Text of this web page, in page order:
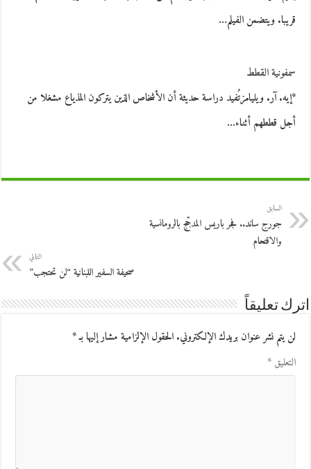
قريبا. ويتضمن الفيلم…
سمفونية القطط
*إيه. آر. ويليامزتُفيد دراسة حديثة أن الأشخاص الذين يتركون المذياع مشغلا من
أجل قططهم أثناء…
السابق
جورج ساند.. فجر باريس المدجّج بالرومانسية
والاقتحام
التالي
صحيفة السفير اللبنانية “لن تحتجب”
اترك تعليقاً
لن يتم نشر عنوان بريدك الإلكتروني.الحقول الإلزامية مشار إليها بـ*
التعليق*